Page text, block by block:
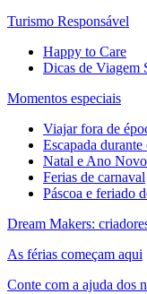
Turismo Responsável
Happy to Care
Dicas de Viagem
Momentos especiais
Viajar fora de
Escapada
Natal e Ano Novo
Ferias de carnaval
Páscoa e feriado
Dream Makers:
As férias começam aqui
Conte com a ajuda dos